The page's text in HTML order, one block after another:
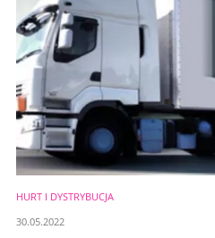
HURT I DYSTRYBUCJA
30.05.2022